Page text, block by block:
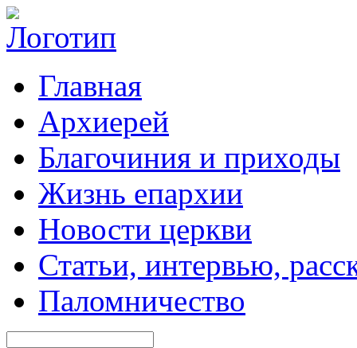
Главная
Архиерей
Благочиния и приходы
Жизнь епархии
Новости церкви
Статьи, интервью,
Паломничество